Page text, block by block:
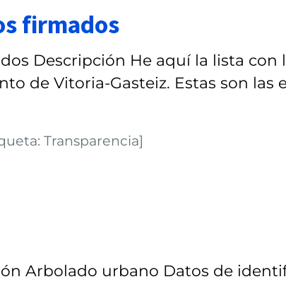
firmados
Descripción He aquí la lista con
de Vitoria-Gasteiz. Estas son las
Transparencia]
Arbolado urbano Datos de